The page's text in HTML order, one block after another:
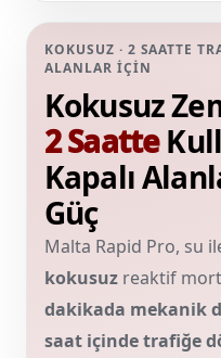
KOKUSUZ · 2 SAATTE
ALANLAR İÇİN
Kokusuz
2 Saatte
Kapalı
Güç
Malta Rapid Pro, su
kokusuz reaktif
dakikada mekanik
saat içinde trafiğe